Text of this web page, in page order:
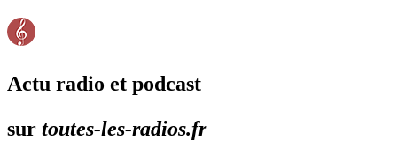
Actu radio et podcast
sur toutes-les-radios.fr